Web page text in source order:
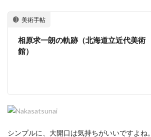
美術手帖
相原求一朗の軌跡（北海道立近代美術
館）
シンプルに、大開口は気持ちがいいですよね。